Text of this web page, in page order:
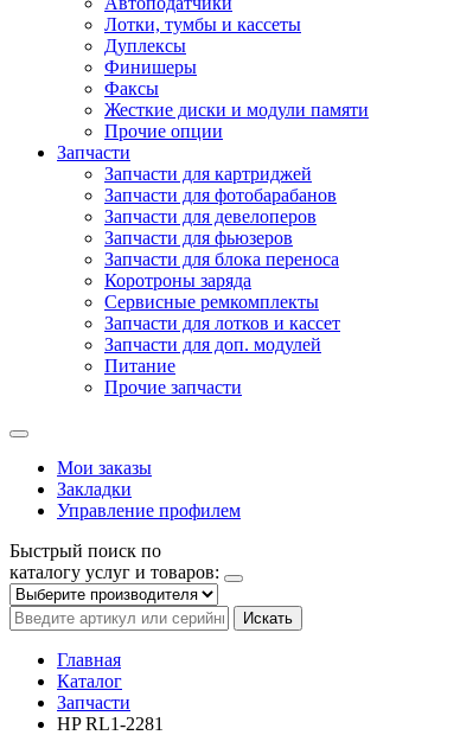
Лотки, тумбы и кассеты
Дуплексы
Финишеры
Факсы
Жесткие диски и модули памяти
Прочие опции
Запчасти
Запчасти для картриджей
Запчасти для фотобарабанов
Запчасти для девелоперов
Запчасти для фьюзеров
Запчасти для блока переноса
Коротроны заряда
Сервисные ремкомплекты
Запчасти для лотков и кассет
Запчасти для доп. модулей
Питание
Прочие запчасти
Мои заказы
Закладки
Управление профилем
Быстрый поиск по
каталогу услуг и товаров:
Искать
Главная
Каталог
Запчасти
HP RL1-2281